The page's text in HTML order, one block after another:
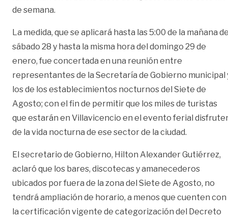
de semana.
La medida, que se aplicará hasta las 5:00 de la mañana
sábado 28 y hasta la misma hora del domingo 29 de
enero, fue concertada en una reunión entre
representantes de la Secretaría de Gobierno municipal
los de los establecimientos nocturnos del Siete de
Agosto; con el fin de permitir que los miles de turistas
que estarán en Villavicencio en el evento ferial
de la vida nocturna de ese sector de la ciudad.
El secretario de Gobierno, Hilton Alexander Gutiérrez,
aclaró que los bares, discotecas y amanecederos
ubicados por fuera de la zona del Siete de Agosto, no
tendrá ampliación de horario, a menos que cuenten con
la certificación vigente de categorización del Decreto